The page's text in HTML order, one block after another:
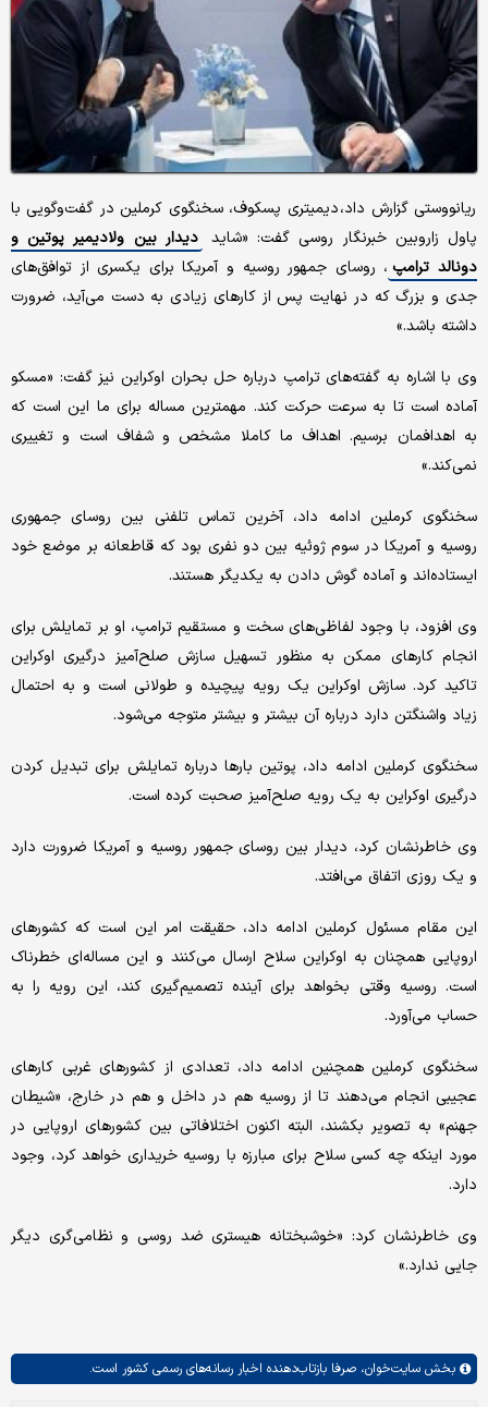
ریانووستی گزارش داد، دیمیتری پسکوف، سخنگوی کرملین در گفت‌وگویی با
پاول زاروبین خبرنگار روسی گفت: «شاید دیدار بین ولادیمیر پوتین و
دونالد ترامپ ، روسای جمهور روسیه و آمریکا برای یکسری از توافق‌های
جدی و بزرگ که در نهایت پس از کارهای زیادی به دست می‌آید، ضرورت
داشته باشد.»
وی با اشاره به گفته‌های ترامپ درباره حل بحران اوکراین نیز گفت: «مسکو
آماده است تا به سرعت حرکت کند. مهمترین مساله برای ما این است که
به اهدافمان برسیم. اهداف ما کاملا مشخص و شفاف است و تغییری
نمی‌کند.»
سخنگوی کرملین ادامه داد، آخرین تماس تلفنی بین روسای جمهوری
روسیه و آمریکا در سوم ژوئیه بین دو نفری بود که قاطعانه بر موضع خود
ایستاده‌اند و آماده گوش دادن به یکدیگر هستند.
وی افزود، با وجود لفاظی‌های سخت و مستقیم ترامپ، او بر تمایلش برای
انجام کارهای ممکن به منظور تسهیل سازش صلح‌آمیز درگیری اوکراین
تاکید کرد. سازش اوکراین یک رویه پیچیده و طولانی است و به احتمال
زیاد واشنگتن دارد درباره آن بیشتر و بیشتر متوجه می‌شود.
سخنگوی کرملین ادامه داد، پوتین بارها درباره تمایلش برای تبدیل کردن
درگیری اوکراین به یک رویه صلح‌آمیز صحبت کرده است.
وی خاطرنشان کرد، دیدار بین روسای جمهور روسیه و آمریکا ضرورت دارد
و یک روزی اتفاق می‌افتد.
این مقام مسئول کرملین ادامه داد، حقیقت امر این است که کشورهای
اروپایی همچنان به اوکراین سلاح ارسال می‌کنند و این مساله‌ای خطرناک
است. روسیه وقتی بخواهد برای آینده تصمیم‌گیری کند، این رویه را به
حساب می‌آورد.
سخنگوی کرملین همچنین ادامه داد، تعدادی از کشورهای غربی کارهای
عجیبی انجام می‌دهند تا از روسیه هم در داخل و هم در خارج، «شیطان
جهنم» به تصویر بکشند، البته اکنون اختلافاتی بین کشورهای اروپایی در
مورد اینکه چه کسی سلاح برای مبارزه با روسیه خریداری خواهد کرد، وجود
دارد.
وی خاطرنشان کرد: «خوشبختانه هیستری ضد روسی و نظامی‌گری دیگر
جایی ندارد.»
بخش سایت‌خوان، صرفا بازتاب‌دهنده اخبار رسانه‌های رسمی کشور است.